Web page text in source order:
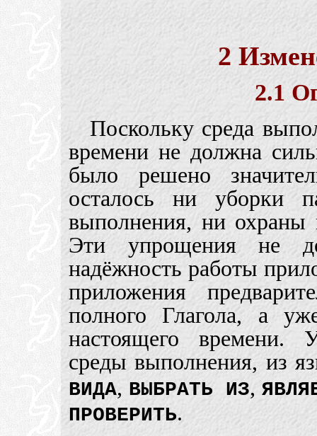
2
2.1
Поскольку среда
времени не должна
было решено
осталось ни уборки
выполнения, ни
Эти упрощения не
надёжность работы
приложения
полного Глагола, а
настоящего времени.
среды выполнения, из
ВИДА, ВЫБРАТЬ ИЗ,
ПРОВЕРИТЬ.